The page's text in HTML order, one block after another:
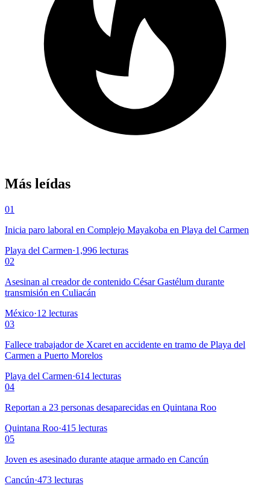
Más leídas
01
Inicia paro laboral en Complejo Mayakoba en Playa del Carmen
Playa del Carmen·1,996 lecturas
02
Asesinan al creador de contenido César Gastélum durante
transmisión en Culiacán
México·12 lecturas
03
Fallece trabajador de Xcaret en accidente en tramo de Playa del
Carmen a Puerto Morelos
Playa del Carmen·614 lecturas
04
Reportan a 23 personas desaparecidas en Quintana Roo
Quintana Roo·415 lecturas
05
Joven es asesinado durante ataque armado en Cancún
Cancún·473 lecturas